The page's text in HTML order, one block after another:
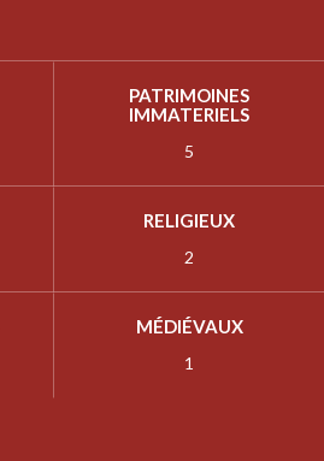
PATRIMOINES
IMMATERIELS
5
RELIGIEUX
2
MÉDIÉVAUX
1